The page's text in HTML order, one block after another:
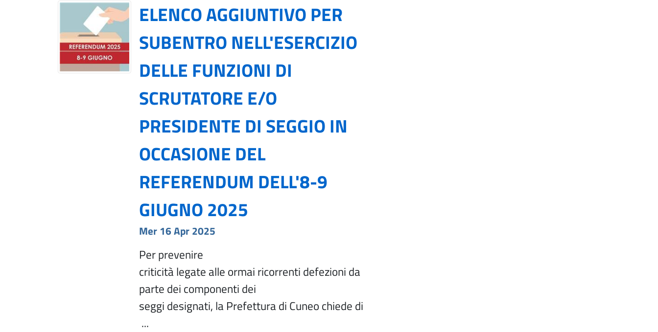
ELENCO AGGIUNTIVO PER
SUBENTRO NELL'ESERCIZIO
DELLE FUNZIONI DI
SCRUTATORE E/O
PRESIDENTE DI SEGGIO IN
OCCASIONE DEL
REFERENDUM DELL'8-9
GIUGNO 2025
Mer 16 Apr 2025
Per prevenire
criticità legate alle ormai ricorrenti defezioni da
parte dei componenti dei
seggi designati, la Prefettura di Cuneo chiede di
...